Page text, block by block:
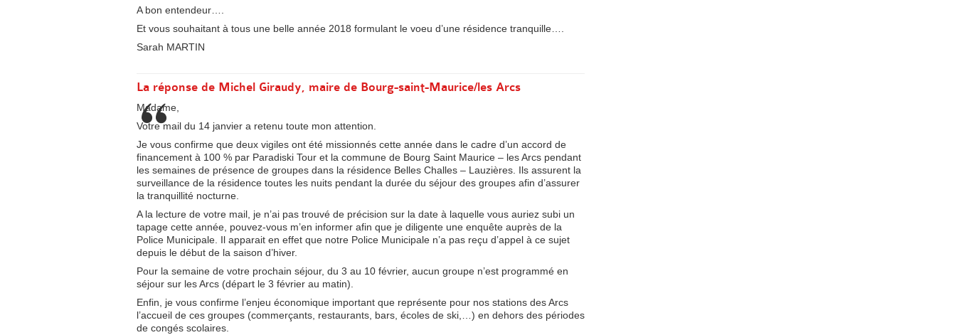
A bon entendeur….
Et vous souhaitant à tous une belle année 2018 formulant le voeu d’une résidence tranquille….
Sarah MARTIN
La réponse de Michel Giraudy, maire de Bourg-saint-Maurice/les Arcs
Madame,
Votre mail du 14 janvier a retenu toute mon attention.
Je vous confirme que deux vigiles ont été missionnés cette année dans le cadre d’un accord de
financement à 100 % par Paradiski Tour et la commune de Bourg Saint Maurice – les Arcs pendant
les semaines de présence de groupes dans la résidence Belles Challes – Lauzières. Ils assurent la
surveillance de la résidence toutes les nuits pendant la durée du séjour des groupes afin d’assurer
la tranquillité nocturne.
A la lecture de votre mail, je n’ai pas trouvé de précision sur la date à laquelle vous auriez subi un
tapage cette année, pouvez-vous m’en informer afin que je diligente une enquête auprès de la
Police Municipale. Il apparait en effet que notre Police Municipale n’a pas reçu d’appel à ce sujet
depuis le début de la saison d’hiver.
Pour la semaine de votre prochain séjour, du 3 au 10 février, aucun groupe n’est programmé en
séjour sur les Arcs (départ le 3 février au matin).
Enfin, je vous confirme l’enjeu économique important que représente pour nos stations des Arcs
l’accueil de ces groupes (commerçants, restaurants, bars, écoles de ski,…) en dehors des périodes
de congés scolaires.